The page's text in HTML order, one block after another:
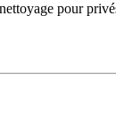
pour